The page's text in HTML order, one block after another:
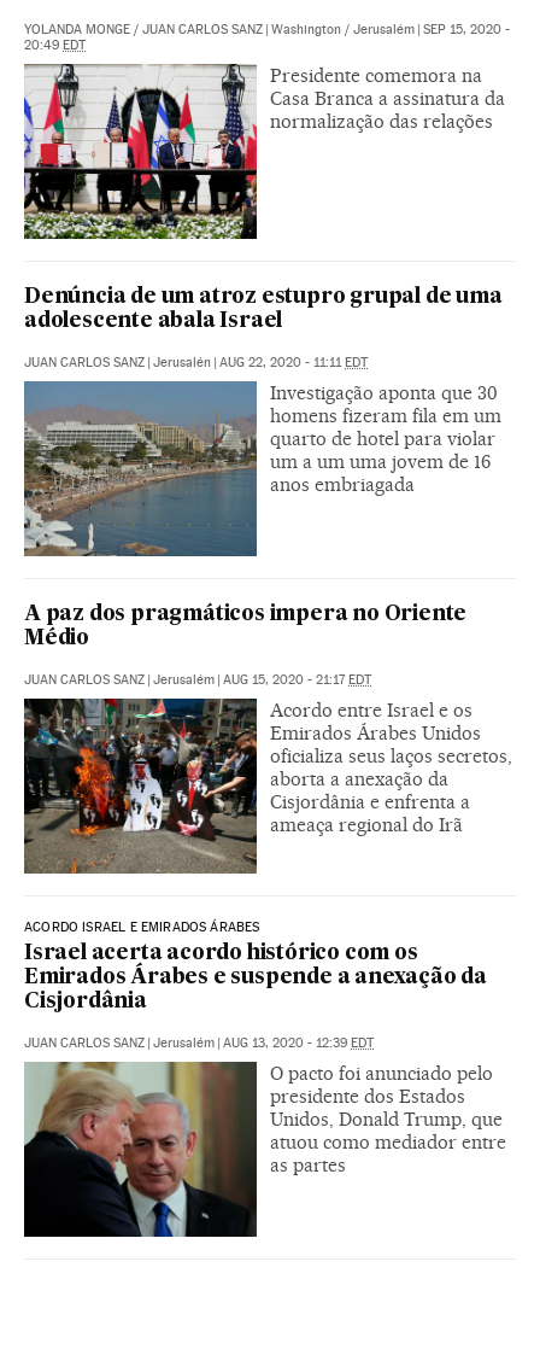
YOLANDA MONGE / JUAN CARLOS SANZ | Washington / Jerusalém | SEP 15, 2020 -
20:49 EDT
Presidente comemora na
Casa Branca a assinatura da
normalização das relações
Denúncia de um atroz estupro grupal de uma
adolescente abala Israel
JUAN CARLOS SANZ | Jerusalén | AUG 22, 2020 - 11:11EDT
Investigação aponta que 30
homens fizeram fila em um
quarto de hotel para violar
um a um uma jovem de 16
anos embriagada
A paz dos pragmáticos impera no Oriente
Médio
JUAN CARLOS SANZ | Jerusalém | AUG 15, 2020 - 21:17EDT
Acordo entre Israel e os
Emirados Árabes Unidos
oficializa seus laços secretos,
aborta a anexação da
Cisjordânia e enfrenta a
ameaça regional do Irã
ACORDO ISRAEL E EMIRADOS ÁRABES
Israel acerta acordo histórico com os
Emirados Árabes e suspende a anexação da
Cisjordânia
JUAN CARLOS SANZ | Jerusalém | AUG 13, 2020 - 12:39 EDT
O pacto foi anunciado pelo
presidente dos Estados
Unidos, Donald Trump, que
atuou como mediador entre
as partes